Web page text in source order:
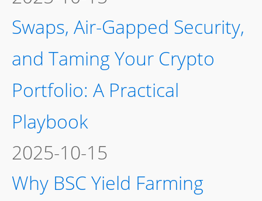
Swaps, Air-Gapped Security,
and Taming Your Crypto
Portfolio: A Practical
Playbook
2025-10-15
Why BSC Yield Farming